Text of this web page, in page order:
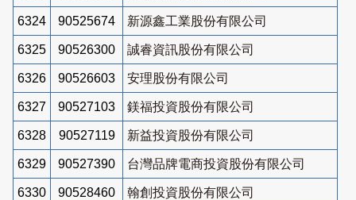
6324 90525674 新源鑫工業股份有限公司
6325 90526300 誠睿資訊股份有限公司
6326 90526603 安理股份有限公司
6327 90527103 鎂福投資股份有限公司
6328 90527119 新益投資股份有限公司
6329 90527390 台灣品牌電商投資股份有限公司
6330 90528460 翰創投資股份有限公司